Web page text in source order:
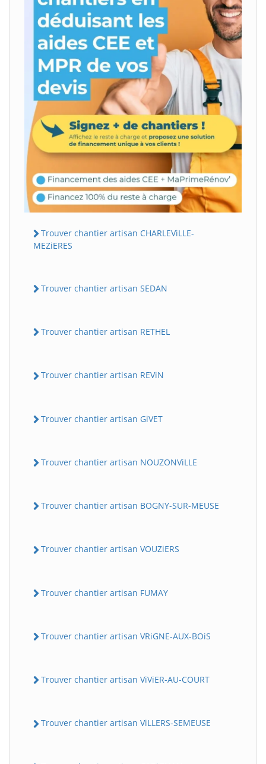
Trouver chantier artisan CHARLEViLLE-
MEZiERES
Trouver chantier artisan SEDAN
Trouver chantier artisan RETHEL
Trouver chantier artisan REViN
Trouver chantier artisan GiVET
Trouver chantier artisan NOUZONViLLE
Trouver chantier artisan BOGNY-SUR-MEUSE
Trouver chantier artisan VOUZiERS
Trouver chantier artisan FUMAY
Trouver chantier artisan VRiGNE-AUX-BOiS
Trouver chantier artisan ViViER-AU-COURT
Trouver chantier artisan ViLLERS-SEMEUSE